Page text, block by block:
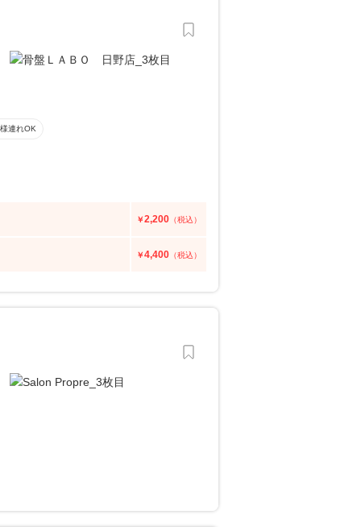
連れOK
￥2,200 （税込）
￥4,400 （税込）